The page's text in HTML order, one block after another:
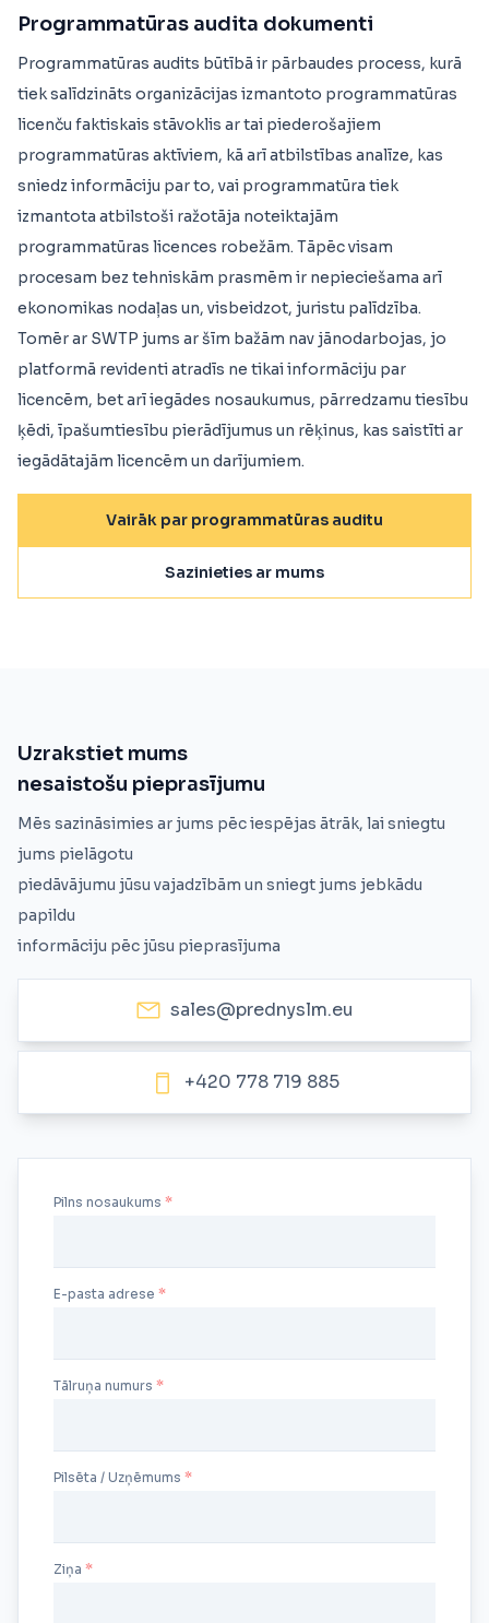
Programmatūras audita dokumenti
Programmatūras audits būtībā ir pārbaudes process, kurā
tiek salīdzināts organizācijas izmantoto programmatūras
licenču faktiskais stāvoklis ar tai piederošajiem
programmatūras aktīviem, kā arī atbilstības analīze, kas
sniedz informāciju par to, vai programmatūra tiek
izmantota atbilstoši ražotāja noteiktajām
programmatūras licences robežām. Tāpēc visam
procesam bez tehniskām prasmēm ir nepieciešama arī
ekonomikas nodaļas un, visbeidzot, juristu palīdzība.
Tomēr ar SWTP jums ar šīm bažām nav jānodarbojas, jo
platformā revidenti atradīs ne tikai informāciju par
licencēm, bet arī iegādes nosaukumus, pārredzamu tiesību
ķēdi, īpašumtiesību pierādījumus un rēķinus, kas saistīti ar
iegādātajām licencēm un darījumiem.
Vairāk par programmatūras auditu
Sazinieties ar mums
Uzrakstiet mums
nesaistošu pieprasījumu
Mēs sazināsimies ar jums pēc iespējas ātrāk, lai sniegtu
jums pielāgotu
piedāvājumu jūsu vajadzībām un sniegt jums jebkādu
papildu
informāciju pēc jūsu pieprasījuma
sales@prednyslm.eu
+420 778 719 885
Ziņa
Pilns nosaukums
E-pasta adrese
Tālruņa numurs
Pilsēta / Uzņēmums